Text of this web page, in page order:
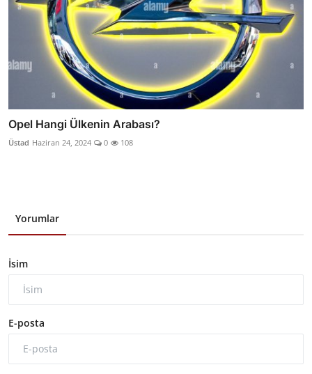
Opel Hangi Ülkenin Arabası?
Üstad Haziran 24, 2024 0 108
Yorumlar
İsim
E-posta